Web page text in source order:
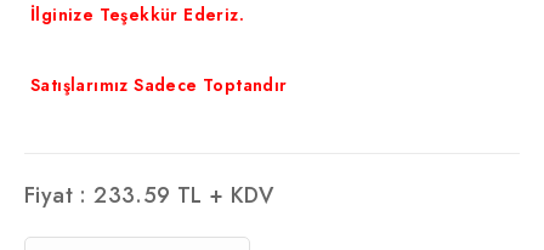
İlginize Teşekkür Ederiz.
Satışlarımız Sadece Toptandır
Fiyat :233.59 TL + KDV